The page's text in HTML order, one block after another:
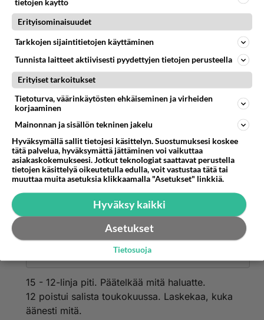
Tainneet sieltä Kokoomusristillisistä löytyä ne
Nivalan vahvimmat tukijat.
Äänestä Kommentoi
Anonyymi00038
2026-06-10 21:27:34
Juurikin näin. Pikkaraisen veljeilyn ymmärtää,
kun on vasemmistolainen, mutta
kokoomuslaiset!!
Äänestä Kommentoi
Anonyymi00052
2026-06-10 22:31:42
kirjoitti:
Tainneet sieltä Kokoomusristillisistä löytyä ne Nivalan
15 - 12-linja piti. Päätelkää mitä haluatte.
12 poistui salista toukokuussa. Laskekaa, kuka
äänesti mitä.
tietojen käyttö
Erityisominaisuudet
Tarkkojen sijaintitietojen käyttäminen
Tunnista laitteet aktiivisesti pyydettyjen tietojen perusteella
Erityiset tarkoitukset
Tietoturva, väärinkäytösten ehkäiseminen ja virheiden
korjaaminen
Mainonnan ja sisällön tekninen jakelu
Hyväksymällä sallit tietojesi käsittelyn. Suostumuksesi koskee
tätä palvelua, hyväksymättä jättäminen voi vaikuttaa
asiakaskokemukseesi. Jotkut teknologiat saattavat perustella
tietojen käsittelyä oikeutetulla edulla, voit vastustaa tätä tai
muuttaa muita asetuksia klikkaamalla "Asetukset" linkkiä.
Hyväksy kaikki
Asetukset
Tietosuoja